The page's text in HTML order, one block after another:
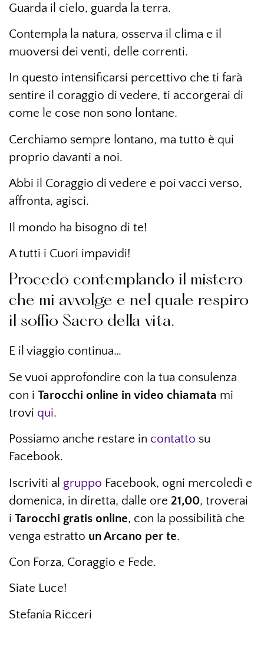
Guarda il cielo, guarda la terra.
Contempla la natura, osserva il clima e il
muoversi dei venti, delle correnti.
In questo intensificarsi percettivo che ti farà
sentire il coraggio di vedere, ti accorgerai di
come le cose non sono lontane.
Cerchiamo sempre lontano, ma tutto è qui
proprio davanti a noi.
Abbi il Coraggio di vedere e poi vacci verso,
affronta, agisci.
Il mondo ha bisogno di te!
A tutti i Cuori impavidi!
Procedo contemplando il mistero
che mi avvolge e nel quale respiro
il soffio Sacro della vita.
E il viaggio continua…
Se vuoi approfondire con la tua consulenza
con i Tarocchi online in video chiamata mi
trovi qui.
Possiamo anche restare in contatto su
Facebook.
Iscriviti al gruppo Facebook, ogni mercoledì e
domenica, in diretta, dalle ore 21,00, troverai
i Tarocchi gratis online, con la possibilità che
venga estratto un Arcano per te.
Con Forza, Coraggio e Fede.
Siate Luce!
Stefania Ricceri